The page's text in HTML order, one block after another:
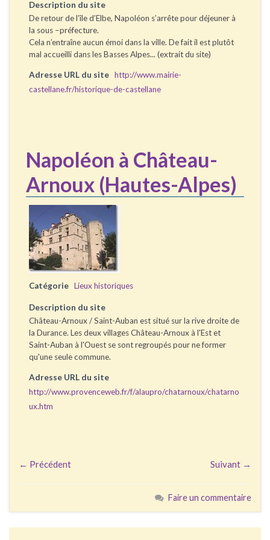
Description du site
De retour de l’île d’Elbe, Napoléon s’arrête pour déjeuner à
la sous –préfecture.
Cela n’entraîne aucun émoi dans la ville. De fait il est plutôt
mal accueilli dans les Basses Alpes... (extrait du site)
Adresse URL du site http://www.mairie-
castellane.fr/historique-de-castellane
Napoléon à Château-
Arnoux (Hautes-Alpes)
Catégorie Lieux historiques
Description du site
Château-Arnoux / Saint-Auban est situé sur la rive droite de
la Durance. Les deux villages Château-Arnoux à l'Est et
Saint-Auban à l'Ouest se sont regroupés pour ne former
qu'une seule commune.
Adresse URL du site
http://www.provenceweb.fr/f/alaupro/chatarnoux/chatarno
ux.htm
← Précédent Suivant →
Faire un commentaire